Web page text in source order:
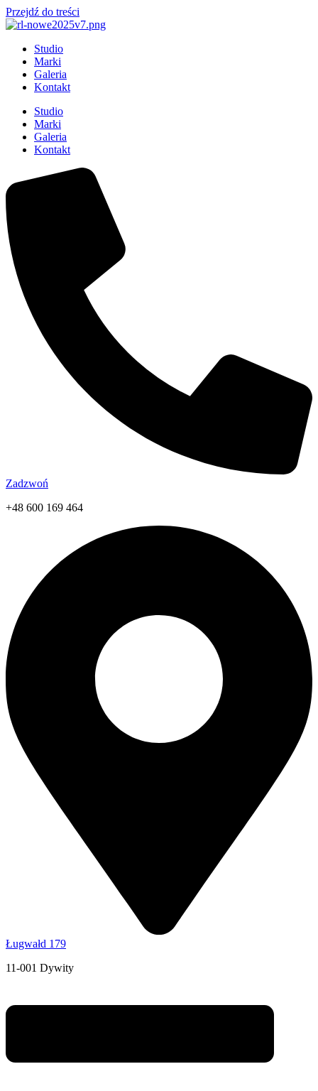
Przejdź do treści
Studio
Marki
Galeria
Kontakt
Studio
Marki
Galeria
Kontakt
Zadzwoń
+48 600 169 464
Ługwałd 179
11-001 Dywity